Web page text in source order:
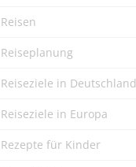
Reisen
Reiseplanung
Reiseziele in Deutschland
Reiseziele in Europa
Rezepte für Kinder